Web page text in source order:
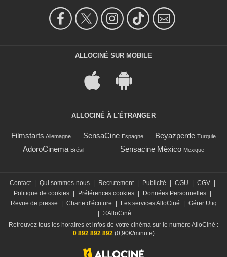
ALLOCINÉ SUR MOBILE
ALLOCINÉ À L'ÉTRANGER
Filmstarts Allemagne SensaCine Espagne Beyazperde Turquie
AdoroCinema Brésil Sensacine México Mexique
Contact Qui sommes-nous Recrutement Publicité CGU CGV
Politique de cookies
Préférences cookies Données Personnelles
Revue de presse
Charte d'écriture Les services AlloCiné
Gérer Utiq
©AlloCiné
Retrouvez tous les horaires et infos de votre cinéma sur le numéro AlloCiné :
0 892 892 892(0,90€/minute)